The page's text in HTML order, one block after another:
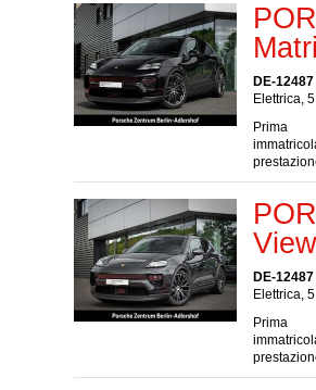
DE-
Elettrica,
Prima
DE-
Elettrica,
Prima